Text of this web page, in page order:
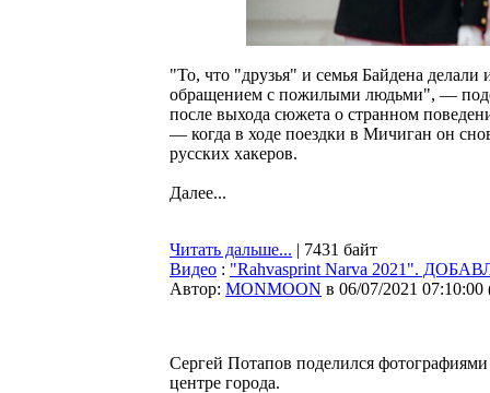
"То, что "друзья" и семья Байдена
обращением с пожилыми людьми", —
после выхода сюжета о странном
— когда в ходе поездки в Мичиган он
русских хакеров.
Далее...
Читать дальше... | 7431 байт
Видео : "Rahvasprint Narva 2021".
Автор: MONMOON в 06/07/2021 07:10:00
Сергей Потапов поделился
центре города.